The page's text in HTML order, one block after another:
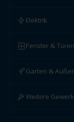
Elektrik
Fenster & Türen
Garten &
Weitere